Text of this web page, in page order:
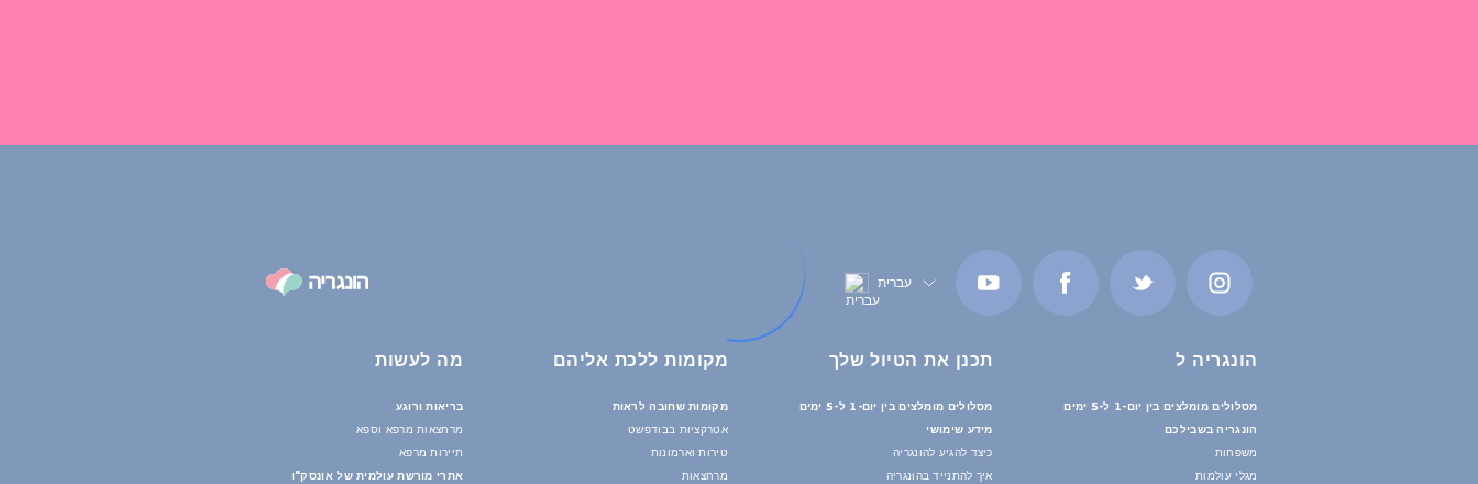
עברית
מה לעשות
בריאות ורוגע
מרחצאות מרפא וספא
תיירות מרפא
אתרי מורשת עולמית של אונסק"ו
מקומות ללכת אליהם
מקומות שחובה לראות
אטרקציות בבודפשט
טירות וארמונות
מרחצאות
תכנן את הטיול שלך
מסלולים מומלצים בין יום-1 ל-5 ימים
מידע שימושי
כיצד להגיע להונגריה
איך להתנייד בהונגריה
הונגריה ל
מסלולים מומלצים בין יום-1 ל-5 ימים
הונגריה בשבילכם
משפחות
מגלי עולמות